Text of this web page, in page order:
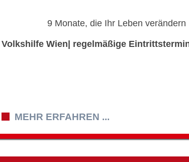
9 Monate, die Ihr Leben verändern
Volkshilfe Wien| regelmäßige
MEHR ERFAHREN ...